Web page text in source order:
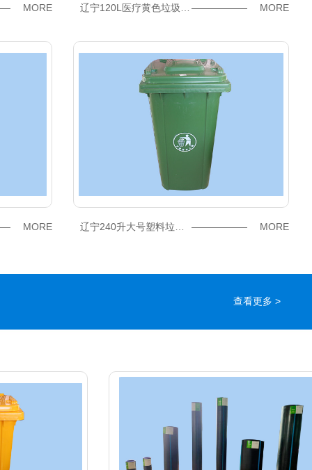
MORE 辽宁120L医疗黄色垃圾桶价格 MORE
MORE 辽宁240升大号塑料垃圾桶 MORE
查看更多 >